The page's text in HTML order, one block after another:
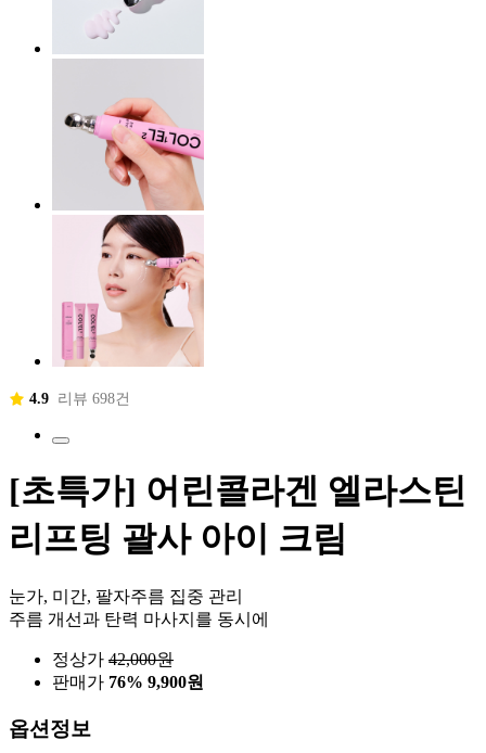
4.9 리뷰 698건
[초특가] 어린콜라겐 엘라스틴
리프팅 괄사 아이 크림
눈가, 미간, 팔자주름 집중 관리
주름 개선과 탄력 마사지를 동시에
정상가 42,000원
판매가 76% 9,900원
옵션정보